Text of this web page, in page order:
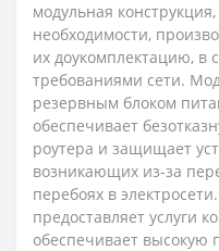
модульная
необходимости,
их доукомплектацию, в
требованиями сети.
резервным блоком
обеспечивает
роутера и защищает
возникающих из-за
перебоях в
предоставляет услуги
обеспечивает высокую